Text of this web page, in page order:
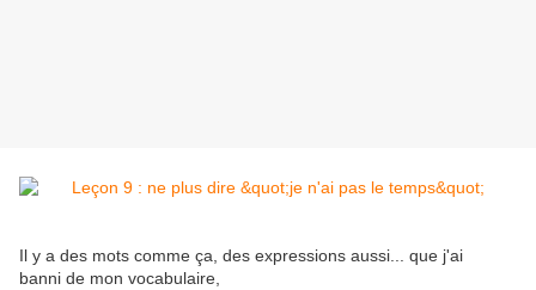
Il y a des mots comme ça, des expressions aussi... que j'ai
banni de mon vocabulaire,